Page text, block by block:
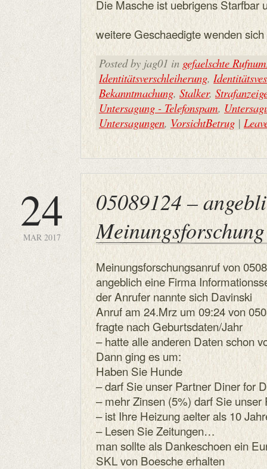
Die Masche ist uebrigens Starfbar
weitere Geschaedigte wenden
Posted by jag01 in gefaelschte
Identitätsverschleiherung,
Bekanntmachung, Stalker,
Untersagung - Telefonspam,
Untersagungen, VorsichtBetrug |
24
MAR 2017
05089124 –
Meinungsforschung
Meinungsforschungsanruf von
angeblich eine Firma
der Anrufer nannte sich Davinski
Anruf am 24.Mrz um 09:24 von
fragte nach Geburtsdaten/Jahr
– hatte alle anderen Daten schon
Dann ging es um:
Haben Sie Hunde
– darf Sie unser Partner Diner for
– mehr Zinsen (5%) darf Sie
– ist Ihre Heizung aelter als 10
– Lesen Sie Zeitungen…
man sollte als Dankeschoen ein
SKL von Boesche erhalten